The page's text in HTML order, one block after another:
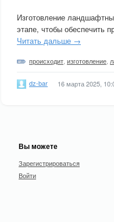
Изготовление
этапе, чтобы обеспечить
Читать дальше →
происходит изготовление
dz-bar 16 марта 2025,
Вы можете
Зарегистрироваться
Войти